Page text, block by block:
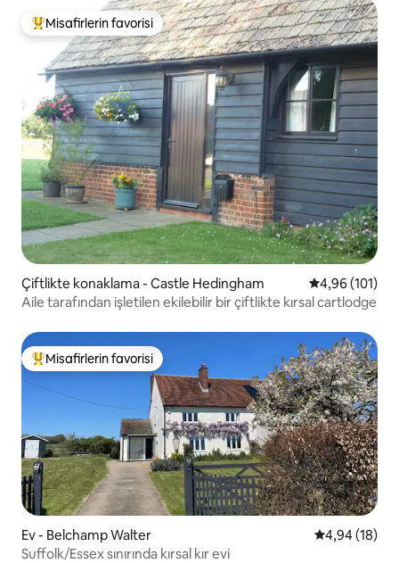
Misafirlerin favorilerinden en beğenilenler arasında
Misafirlerin favorisi
Çiftlikte konaklama - Castle Hedingham 5 üzerinden
4,96 (101)
Aile tarafından işletilen ekilebilir bir çiftlikte kırsal cartlodge
Misafirlerin favorilerinden en beğenilenler arasında
Misafirlerin favorisi
Ev - Belchamp Walter 5 üzerinden
4,94 (18)
Suffolk/Essex sınırında kırsal kır evi